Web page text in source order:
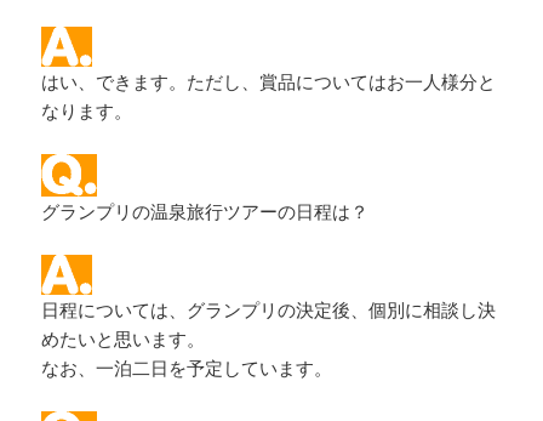
はい、できます。ただし、賞品についてはお一人様分と
なります。
グランプリの温泉旅行ツアーの日程は？
日程については、グランプリの決定後、個別に相談し決
めたいと思います。
なお、一泊二日を予定しています。